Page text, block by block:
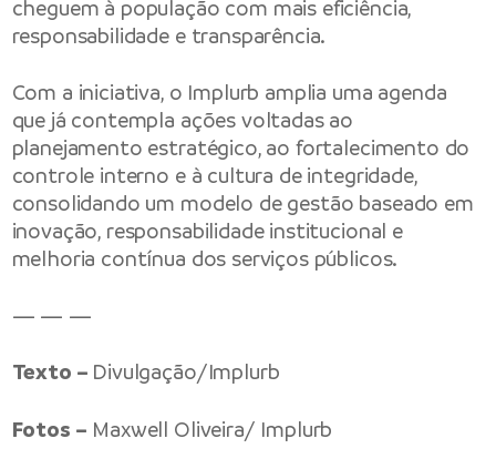
cheguem à população com mais eficiência,
responsabilidade e transparência.
Com a iniciativa, o Implurb amplia uma agenda
que já contempla ações voltadas ao
planejamento estratégico, ao fortalecimento do
controle interno e à cultura de integridade,
consolidando um modelo de gestão baseado em
inovação, responsabilidade institucional e
melhoria contínua dos serviços públicos.
— — —
Texto – Divulgação/Implurb
Fotos – Maxwell Oliveira/ Implurb